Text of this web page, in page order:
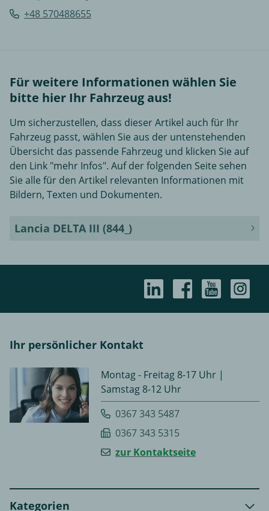
+48 570488655
Für weitere Informationen wählen Sie
bitte hier Ihr Fahrzeug aus!
Um sicherzustellen, dass dieser Artikel auch für Ihr
Fahrzeug passt, wählen Sie aus der untenstehenden
Übersicht das passende Fahrzeug und klicken Sie auf
den Link "mehr Infos". Auf der folgenden Seite sehen
Sie alle für den Artikel relevanten Informationen mit
Bildern, Texten und Dokumenten.
Lancia DELTA III (844_)
Ihr persönlicher Kontakt
Montag - Freitag 8-17 Uhr |
Samstag 8-12 Uhr
0367 343 5487
0367 343 5315
zur Kontaktseite
Kategorien